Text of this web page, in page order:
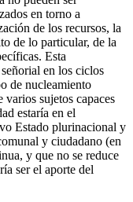
en torno a
de los recursos, la
de lo particular, de la
Esta
en los ciclos
de nucleamiento
sujetos capaces
estaría en el
Estado plurinacional y
y ciudadano (en
y que no se reduce
ser el aporte del